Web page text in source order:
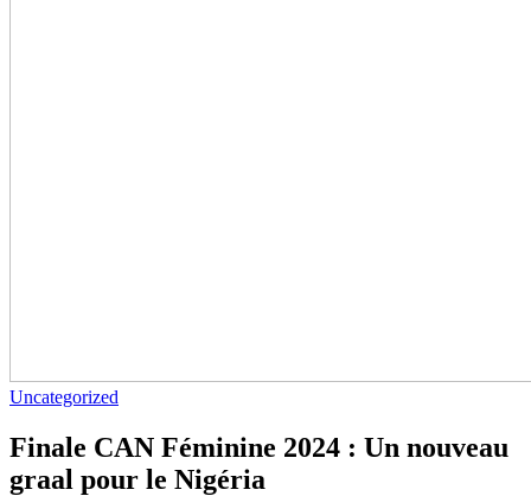
Uncategorized
Finale CAN Féminine 2024 : Un nouveau
graal pour le Nigéria